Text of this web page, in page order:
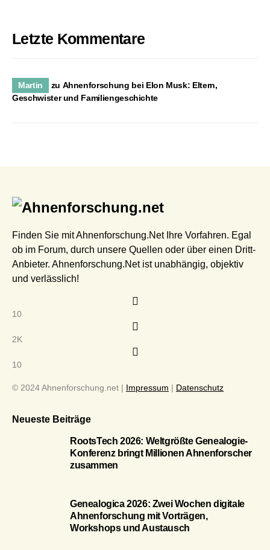
Letzte Kommentare
Martin zu Ahnenforschung bei Elon Musk: Eltern,
Geschwister und Familiengeschichte
Finden Sie mit Ahnenforschung.Net Ihre Vorfahren. Egal
ob im Forum, durch unsere Quellen oder über einen Dritt-
Anbieter. Ahnenforschung.Net ist unabhängig, objektiv
und verlässlich!
10
2K
10
© 2024 Ahnenforschung.net | Impressum | Datenschutz
Neueste Beiträge
RootsTech 2026: Weltgrößte Genealogie-
Konferenz bringt Millionen Ahnenforscher
zusammen
Genealogica 2026: Zwei Wochen digitale
Ahnenforschung mit Vorträgen,
Workshops und Austausch